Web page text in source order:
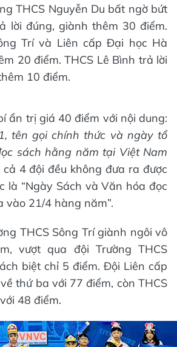
THCS Nguyễn Du bất ngờ bứt
lời đúng, giành thêm 30 điểm.
Trí và Liên cấp Đại học Hà
20 điểm. THCS Lê Bình trả lời
10 điểm.
ẩn trị giá 40 điểm với nội dung:
tên gọi chính thức và ngày tổ
sách hằng năm tại Việt Nam
4 đội đều không đưa ra được
là “Ngày Sách và Văn hóa đọc
vào 21/4 hàng năm”.
THCS Sông Trí giành ngôi vô
vượt qua đội Trường THCS
biệt chỉ 5 điểm. Đội Liên cấp
thứ ba với 77 điểm, còn THCS
48 điểm.